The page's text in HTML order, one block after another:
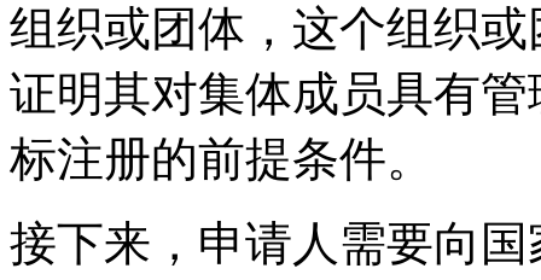
组织或团体，这个组织
证明其对集体成员具有
标注册的前提条件。
接下来，申请人需要向